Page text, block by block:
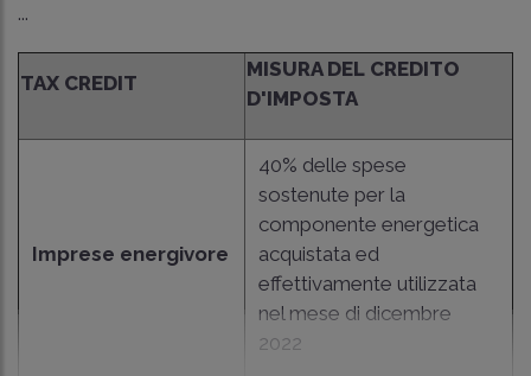
...
TAX CREDIT
MISURA DEL CREDITO
D'IMPOSTA
Imprese energivore
40% delle spese
sostenute per la
componente energetica
acquistata ed
effettivamente utilizzata
nel mese di dicembre
2022